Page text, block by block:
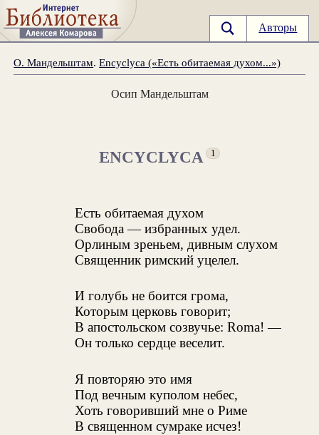
Авторы
О. Мандельштам.Encyclyca («Есть обитаемая духом...»)
Осип Мандельштам
ENCYCLYCA 1
Есть обитаемая духом
Свобода — избранных удел.
Орлиным зреньем, дивным слухом
Священник римский уцелел.
И голубь не боится грома,
Которым церковь говорит;
В апостольском созвучье: Roma! —
Он только сердце веселит.
Я повторяю это имя
Под вечным куполом небес,
Хоть говоривший мне о Риме
В священном сумраке исчез!